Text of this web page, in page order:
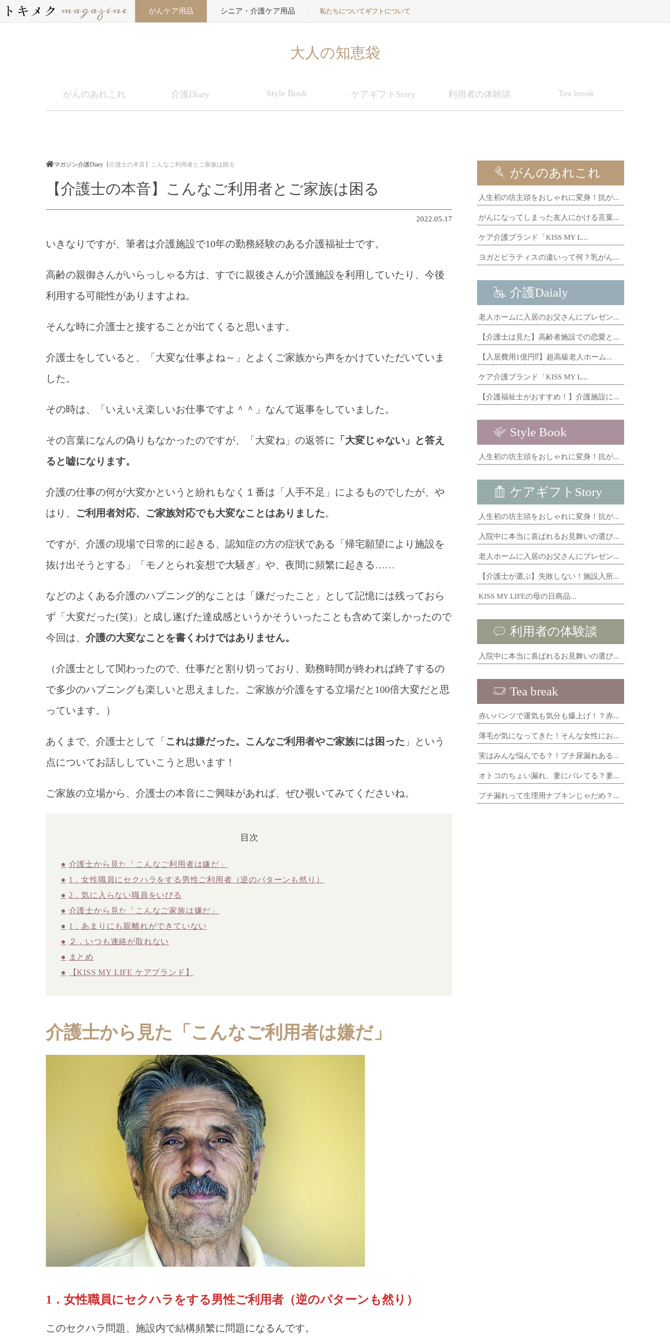
がんケア用品 シニア・介護ケア用品 私たちについてギフトについて
大人の知恵袋
がんのあれこれ 介護Diary Style Book ケアギフトStory 利用者の体験談 Tea break
マガジン介護Diary 【介護士の本音】こんなご利用者とご家族は困る
【介護士の本音】こんなご利用者とご家族は困る
2022.05.17
いきなりですが、筆者は介護施設で10年の勤務経験のある介護福祉士です。
高齢の親御さんがいらっしゃる方は、すでに親後さんが介護施設を利用していたり、今後
利用する可能性がありますよね。
そんな時に介護士と接することが出てくると思います。
介護士をしていると、「大変な仕事よね～」とよくご家族から声をかけていただいていま
した。
その時は、「いえいえ楽しいお仕事ですよ＾＾」なんて返事をしていました。
その言葉になんの偽りもなかったのですが、「大変ね」の返答に 「大変じゃない」と答え
ると嘘になります。
介護の仕事の何が大変かというと紛れもなく１番は「人手不足」によるものでしたが、や
はり、 ご利用者対応、ご家族対応でも大変なことはありました。
ですが、介護の現場で日常的に起きる、認知症の方の症状である「帰宅願望により施設を
抜け出そうとする」「モノとられ妄想で大騒ぎ」や、夜間に頻繁に起きる……
などのよくある介護のハプニング的なことは「嫌だったこと」として記憶には残っておら
ず「大変だった(笑)」と成し遂げた達成感というかそういったことも含めて楽しかったので
今回は、 介護の大変なことを書くわけではありません。
（介護士として関わったので、仕事だと割り切っており、勤務時間が終われば終了するの
で多少のハプニングも楽しいと思えました。ご家族が介護をする立場だと100倍大変だと思
っています。）
あくまで、介護士として「 これは嫌だった。こんなご利用者やご家族には困った 」という
点についてお話ししていこうと思います！
ご家族の立場から、介護士の本音にご興味があれば、ぜひ覗いてみてくださいね。
目次
介護士から見た「こんなご利用者は嫌だ」
1．女性職員にセクハラをする男性ご利用者（逆のパターンも然り）
2．気に入らない職員をいびる
介護士から見た「こんなご家族は嫌だ」
1．あまりにも親離れができていない
２．いつも連絡が取れない
まとめ
【KISS MY LIFE ケアブランド】
介護士から見た「こんなご利用者は嫌だ」
1．女性職員にセクハラをする男性ご利用者（逆のパターンも然り）
このセクハラ問題、施設内で結構頻繁に問題になるんです。
がんのあれこれ
人生初の坊主頭をおしゃれに変身！抗が...
がんになってしまった友人にかける言葉...
ケア介護ブランド「KISS MY L...
ヨガとピラティスの違いって何？乳がん...
介護Daialy
老人ホームに入居のお父さんにプレゼン...
【介護士は見た】高齢者施設での恋愛と...
【入居費用1億円⁉】超高級老人ホーム...
ケア介護ブランド「KISS MY L...
【介護福祉士がおすすめ！】介護施設に...
Style Book
人生初の坊主頭をおしゃれに変身！抗が...
ケアギフトStory
人生初の坊主頭をおしゃれに変身！抗が...
入院中に本当に喜ばれるお見舞いの選び...
老人ホームに入居のお父さんにプレゼン...
【介護士が選ぶ】失敗しない！施設入所...
KISS MY LIFEの母の日商品...
利用者の体験談
入院中に本当に喜ばれるお見舞いの選び...
Tea break
赤いパンツで運気も気分も爆上げ！？赤...
薄毛が気になってきた！そんな女性にお...
実はみんな悩んでる？！プチ尿漏れある...
オトコのちょい漏れ、妻にバレてる？妻...
プチ漏れって生理用ナプキンじゃだめ？...